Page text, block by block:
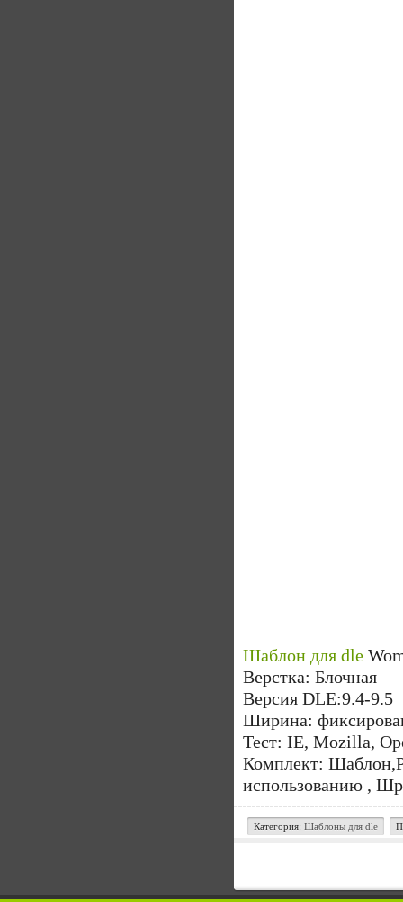
Шаблон для dle
Верстка: Блочная
Версия DLE:9.4-9.5
Ширина:
Тест: IE, Mozilla,
Комплект:
использованию ,
Категория: Шаблоны для dle